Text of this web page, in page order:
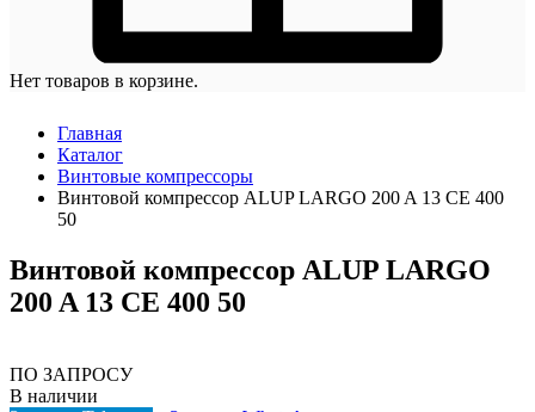
Нет товаров в корзине.
Главная
Каталог
Винтовые компрессоры
Винтовой компрессор ALUP LARGO 200 A 13 CE 400
50
Винтовой компрессор ALUP LARGO
200 A 13 CE 400 50
ПО ЗАПРОСУ
В наличии